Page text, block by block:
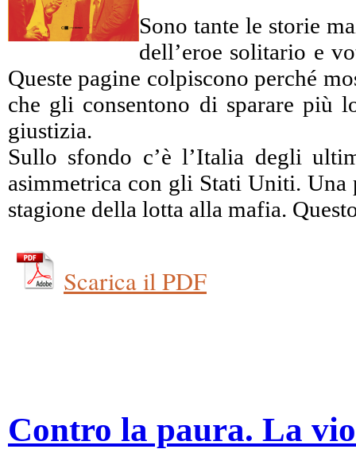
Sono tante le storie
dell’eroe solitario e
Queste pagine colpiscono perché
che gli consentono di sparare più
giustizia.
Sullo sfondo c’è l’Italia degli
asimmetrica con gli Stati Uniti. Una
stagione della lotta alla mafia.
Scarica il PDF
Contro la paura. La